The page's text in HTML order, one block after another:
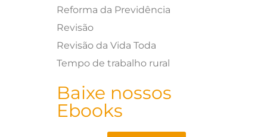
Reforma da Previdência
Revisão
Revisão da Vida Toda
Tempo de trabalho rural
Baixe nossos
Ebooks